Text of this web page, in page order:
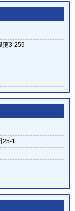
萢3-259
25-1